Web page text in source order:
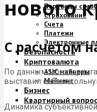
Переводы с
Страхование
Счета
Платежи
Электронные
Безопасность
Криптовалюта
ASIC майнеры
Майнинг
Бизнес
Квартирный вопрос
нового
С расчетом
По данным
выставил себе
Динамика